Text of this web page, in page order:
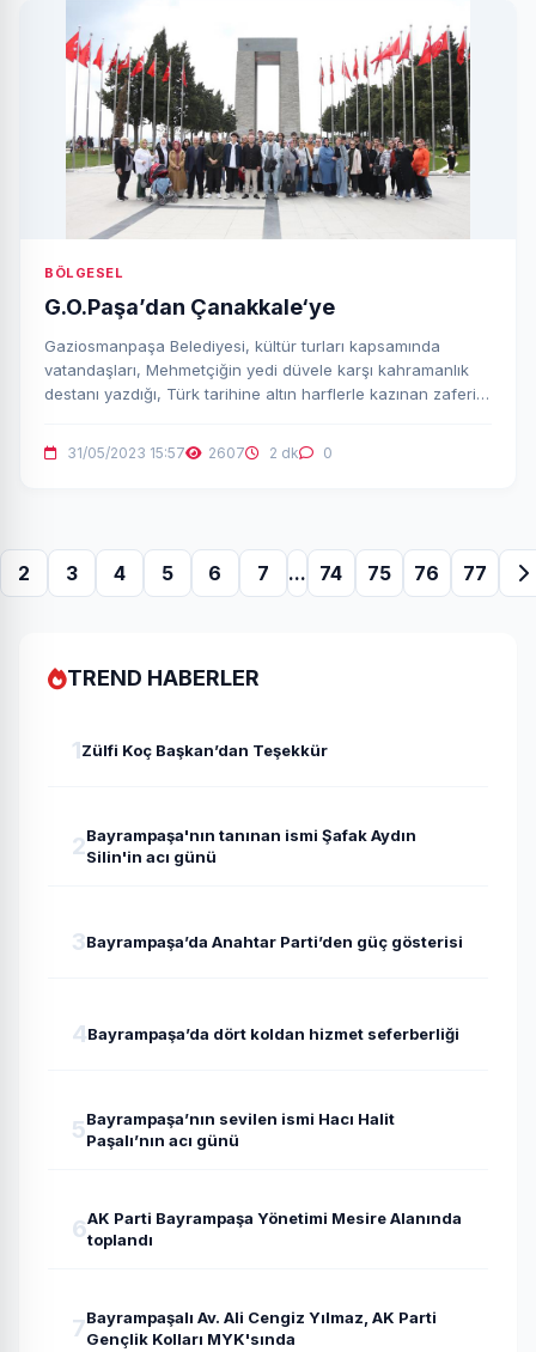
BÖLGESEL
G.O.Paşa’dan Çanakkale‘ye
Gaziosmanpaşa Belediyesi, kültür turları kapsamında
vatandaşları, Mehmetçiğin yedi düvele karşı kahramanlık
destanı yazdığı, Türk tarihine altın harflerle kazınan zaferin
31/05/2023 15:57 2607 2 dk 0
2 3 4 5 6 7 ... 74 75 76 77
TREND HABERLER
1Zülfi Koç Başkan’dan Teşekkür
2Bayrampaşa'nın tanınan ismi Şafak Aydın
Silin'in acı günü
3Bayrampaşa’da Anahtar Parti’den güç gösterisi
4Bayrampaşa’da dört koldan hizmet seferberliği
5Bayrampaşa’nın sevilen ismi Hacı Halit
Paşalı’nın acı günü
6AK Parti Bayrampaşa Yönetimi Mesire Alanında
toplandı
7Bayrampaşalı Av. Ali Cengiz Yılmaz, AK Parti
Gençlik Kolları MYK'sında